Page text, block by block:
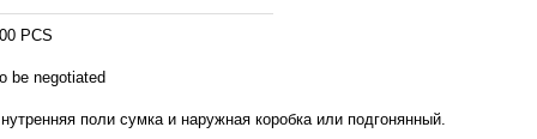
PCS
be negotiated
поли сумка и наружная коробка или подгонянный.